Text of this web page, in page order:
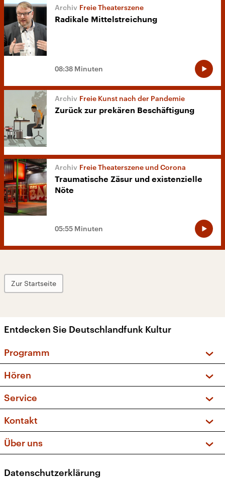
Freie Theaterszene
Radikale Mittelstreichung
08:38 Minuten
Freie Kunst nach der Pandemie
Zurück zur prekären Beschäftigung
Freie Theaterszene und Corona
Traumatische Zäsur und existenzielle
Nöte
05:55 Minuten
Zur Startseite
Entdecken Sie Deutschlandfunk Kultur
Programm
Sendungen und Podcasts
Musikliste
Kakadu – Das Kinderprogramm
Hören
Frequenzen (UKW + DAB+)
Service
FAQ
Apps
Newsletter
Kontakt
Social Media
Über uns
Presse
Datenschutzerklärung